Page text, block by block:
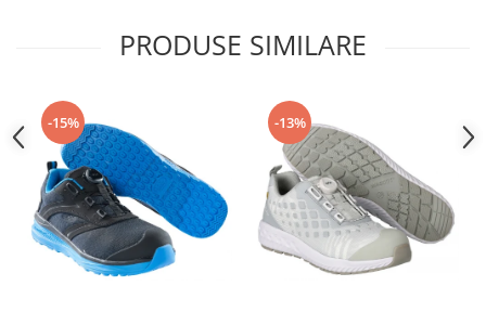
PRODUSE SIMILARE
-15% -13%